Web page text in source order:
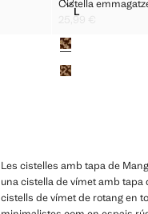
Talles
LCISTELLA
Cistella
25,99 €
Colors
Les cistelles amb tapa de
una cistella de vímet amb
cistells de vímet de rotang en